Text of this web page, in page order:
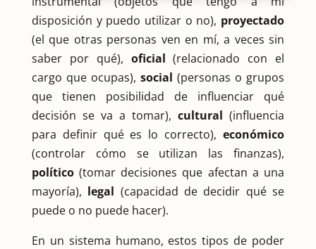
disposición y puedo utilizar o no), proyectado
(el que otras personas ven en mí, a veces sin
saber por qué), oficial (relacionado con el
cargo que ocupas), social (personas o grupos
que tienen posibilidad de influenciar qué
decisión se va a tomar),cultural (influencia
para definir qué es lo correcto),económico
(controlar cómo se utilizan las finanzas),
político(tomar decisiones que afectan a una
mayoría), legal (capacidad de decidir qué se
puede o no puede hacer).
En un sistema humano, estos tipos de poder